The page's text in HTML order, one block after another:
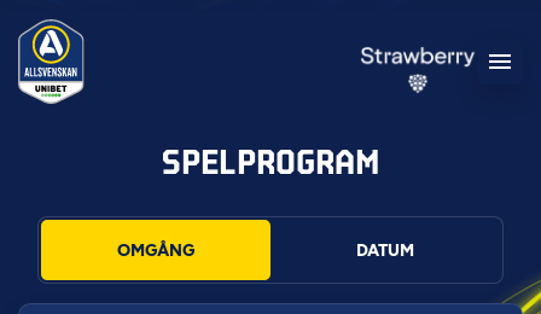
SPELPROGRAM
OMGÅNG DATUM